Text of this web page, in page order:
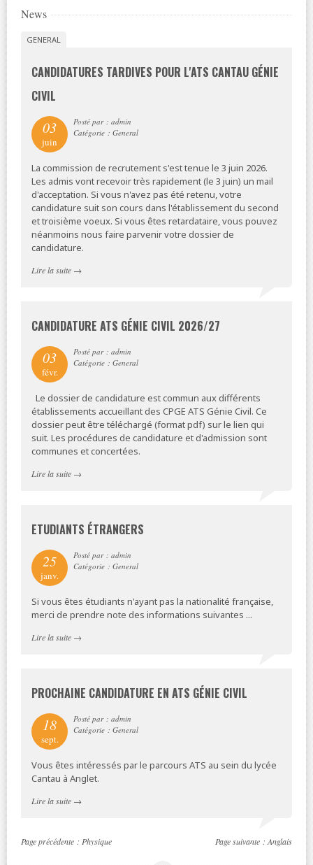
News
GENERAL
CANDIDATURES TARDIVES POUR L'ATS CANTAU GÉNIE
CIVIL
03
juin
Posté par : admin
Catégorie : General
La commission de recrutement s'est tenue le 3 juin 2026.
Les admis vont recevoir très rapidement (le 3 juin) un mail
d'acceptation. Si vous n'avez pas été retenu, votre
candidature suit son cours dans l'établissement du second
et troisième voeux. Si vous êtes retardataire, vous pouvez
néanmoins nous faire parvenir votre dossier de
candidature.
Lire la suite →
CANDIDATURE ATS GÉNIE CIVIL 2026/27
03
févr.
Posté par : admin
Catégorie : General
Le dossier de candidature est commun aux différents
établissements accueillant des CPGE ATS Génie Civil. Ce
dossier peut être téléchargé (format pdf) sur le lien qui
suit. Les procédures de candidature et d'admission sont
communes et concertées.
Lire la suite →
ETUDIANTS ÉTRANGERS
25
janv.
Posté par : admin
Catégorie : General
Si vous êtes étudiants n'ayant pas la nationalité française,
merci de prendre note des informations suivantes ...
Lire la suite →
PROCHAINE CANDIDATURE EN ATS GÉNIE CIVIL
18
sept.
Posté par : admin
Catégorie : General
Vous êtes intéressés par le parcours ATS au sein du lycée
Cantau à Anglet.
Lire la suite →
Page précédente : Physique Page suivante : Anglais